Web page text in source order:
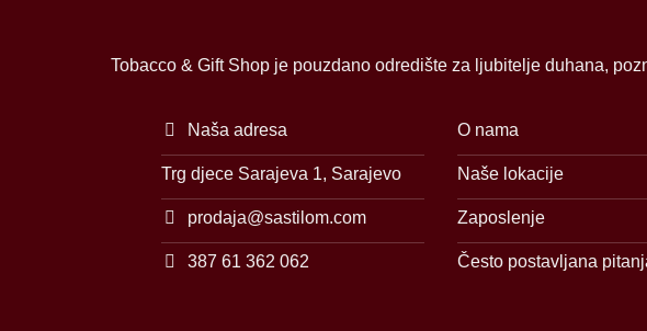
Tobacco & Gift Shop je pouzdano odredište za ljubitelje duhana,
Naša adresa
Trg djece Sarajeva 1, Sarajevo
prodaja@sastilom.com
387 61 362 062
O nama
Naše lokacije
Zaposlenje
Često postavljana